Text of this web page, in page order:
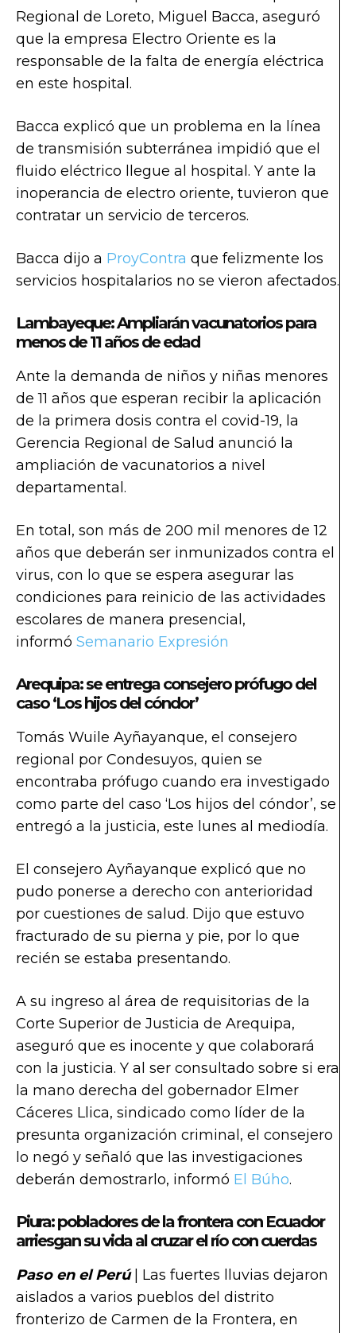
Regional de Loreto, Miguel Bacca, aseguró
que la empresa Electro Oriente es la
responsable de la falta de energía eléctrica
en este hospital.
Bacca explicó que un problema en la línea
de transmisión subterránea impidió que el
fluido eléctrico llegue al hospital. Y ante la
inoperancia de electro oriente, tuvieron que
contratar un servicio de terceros.
Bacca dijo a ProyContra que felizmente los
servicios hospitalarios no se vieron afectados.
Lambayeque: Ampliarán vacunatorios para
menos de 11 años de edad
Ante la demanda de niños y niñas menores
de 11 años que esperan recibir la aplicación
de la primera dosis contra el covid-19, la
Gerencia Regional de Salud anunció la
ampliación de vacunatorios a nivel
departamental.
En total, son más de 200 mil menores de 12
años que deberán ser inmunizados contra el
virus, con lo que se espera asegurar las
condiciones para reinicio de las actividades
escolares de manera presencial,
informó Semanario Expresión
Arequipa: se entrega consejero prófugo del
caso ‘Los hijos del cóndor’
Tomás Wuile Ayñayanque, el consejero
regional por Condesuyos, quien se
encontraba prófugo cuando era investigado
como parte del caso ‘Los hijos del cóndor’, se
entregó a la justicia, este lunes al mediodía.
El consejero Ayñayanque explicó que no
pudo ponerse a derecho con anterioridad
por cuestiones de salud. Dijo que estuvo
fracturado de su pierna y pie, por lo que
recién se estaba presentando.
A su ingreso al área de requisitorias de la
Corte Superior de Justicia de Arequipa,
aseguró que es inocente y que colaborará
con la justicia. Y al ser consultado sobre si era
la mano derecha del gobernador Elmer
Cáceres Llica, sindicado como líder de la
presunta organización criminal, el consejero
lo negó y señaló que las investigaciones
deberán demostrarlo, informó El Búho.
Piura: pobladores de la frontera con Ecuador
arriesgan su vida al cruzar el río con cuerdas
Paso en el Perú| Las fuertes lluvias dejaron
aislados a varios pueblos del distrito
fronterizo de Carmen de la Frontera, en